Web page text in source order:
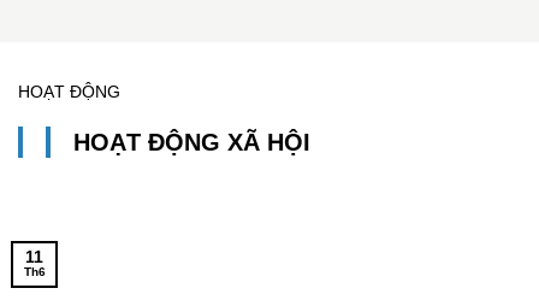
HOẠT ĐỘNG
HOẠT ĐỘNG XÃ HỘI
11
Th6